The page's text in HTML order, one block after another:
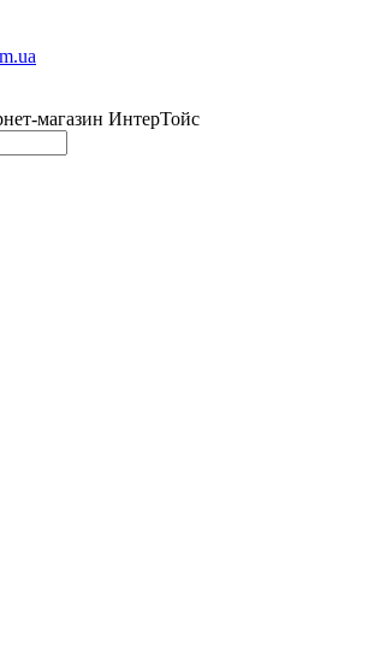
магазин ИнтерТойс